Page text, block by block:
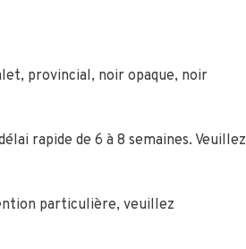
provincial, noir opaque, noir
rapide de 6 à 8 semaines. Veuillez
particulière, veuillez